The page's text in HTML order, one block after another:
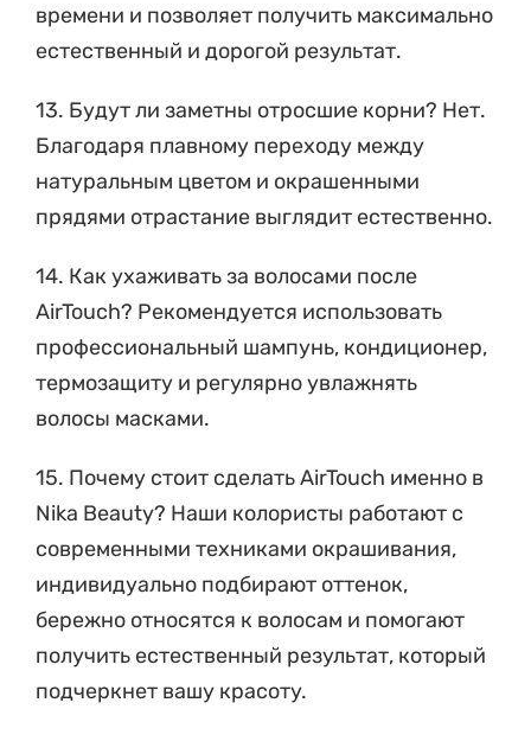
естественный и дорогой результат.
Благодаря плавному переходу между
натуральным цветом и окрашенными
прядями отрастание выглядит естественно.
AirTouch? Рекомендуется использовать
профессиональный шампунь, кондиционер,
термозащиту и регулярно увлажнять
волосы масками.
Nika Beauty? Наши колористы работают с
современными техниками окрашивания,
индивидуально подбирают оттенок,
бережно относятся к волосам и помогают
получить естественный результат, который
подчеркнет вашу красоту.